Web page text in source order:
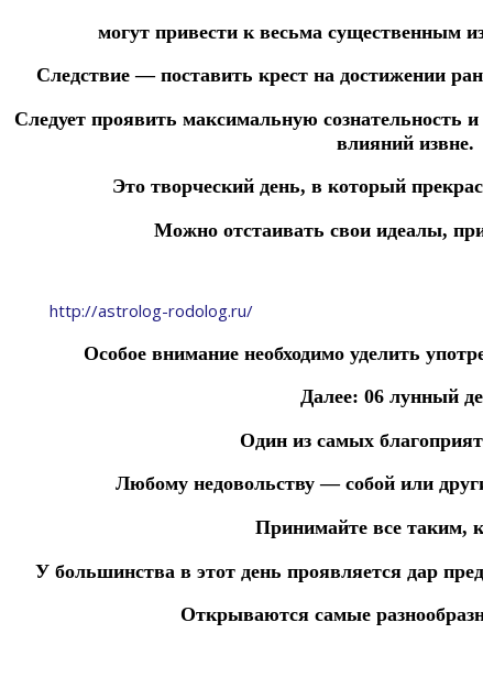
могут привести к весьма существенным
Следствие— поставить крест на достижении
Следует проявить максимальную сознательность и
влияний извне.
Это творческий день, в который
Можно отстаивать свои идеалы,
http://astrolog-rodolog.ru/
Особое внимание необходимо уделить
Далее: 06 лунный
Один из самых
Любому недовольству — собой или
Принимайте все таким,
У большинства в этот день проявляется дар
Открываются самые